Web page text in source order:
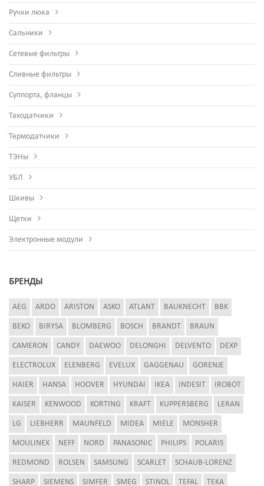
Ручки люка
Сальники
Сетевые фильтры
Сливные фильтры
Суппорта, фланцы
Таходатчики
Термодатчики
ТЭНы
УБЛ
Шкивы
Щетки
Электронные модули
БРЕНДЫ
AEG ARDO ARISTON ASKO ATLANT BAUKNECHT BBK
BEKO BIRYSA BLOMBERG BOSCH BRANDT BRAUN
CAMERON CANDY DAEWOO DELONGHI DELVENTO DEXP
ELECTROLUX ELENBERG EVELUX GAGGENAU GORENJE
HAIER HANSA HOOVER HYUNDAI IKEA INDESIT IROBOT
KAISER KENWOOD KORTING KRAFT KUPPERSBERG LERAN
LG LIEBHERR MAUNFELD MIDEA MIELE MONSHER
MOULINEX NEFF NORD PANASONIC PHILIPS POLARIS
REDMOND ROLSEN SAMSUNG SCARLET SCHAUB-LORENZ
SHARP SIEMENS SIMFER SMEG STINOL TEFAL TEKA